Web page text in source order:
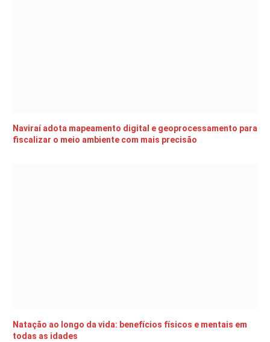
Naviraí adota mapeamento digital e geoprocessamento para
fiscalizar o meio ambiente com mais precisão
Natação ao longo da vida: benefícios físicos e mentais em
todas as idades